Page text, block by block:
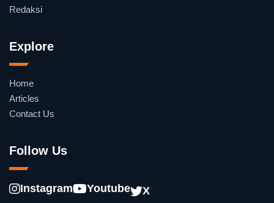
Redaksi
Explore
Home
Articles
Contact Us
Follow Us
Instagram Youtube X